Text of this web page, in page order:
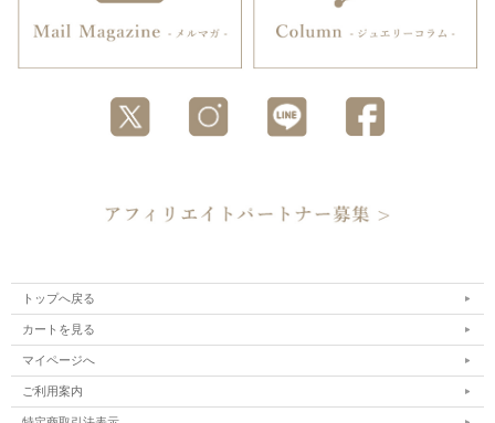
トップへ戻る
カートを見る
マイページへ
ご利用案内